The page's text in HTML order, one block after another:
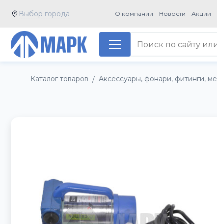
Выбор города О компании Новости Акции
Каталог товаров / Аксессуары, фонари, фитинги,